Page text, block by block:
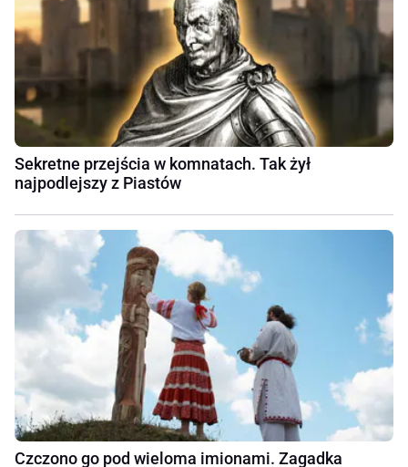
Sekretne przejścia w komnatach. Tak żył
najpodlejszy z Piastów
Czczono go pod wieloma imionami. Zagadka